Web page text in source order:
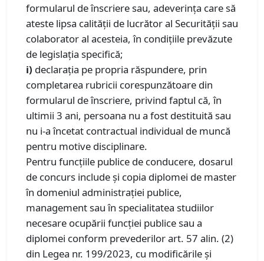
formularul de înscriere sau, adeverinţa care să
ateste lipsa calităţii de lucrător al Securităţii sau
colaborator al acesteia, în condițiile prevăzute
de legislația specifică;
i) declarația pe propria răspundere, prin
completarea rubricii corespunzătoare din
formularul de înscriere, privind faptul că, în
ultimii 3 ani, persoana nu a fost destituită sau
nu i-a încetat contractual individual de muncă
pentru motive disciplinare.
Pentru funcțiile publice de conducere, dosarul
de concurs include și copia diplomei de master
în domeniul administrației publice,
management sau în specialitatea studiilor
necesare ocupării funcției publice sau a
diplomei conform prevederilor art. 57 alin. (2)
din Legea nr. 199/2023, cu modificările și